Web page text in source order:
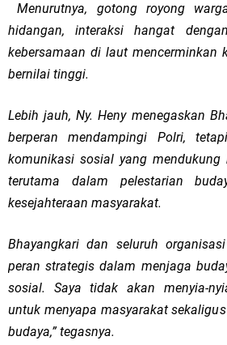
Menurutnya, gotong royong
hidangan, interaksi hangat
kebersamaan di laut mencerminkan
bernilai tinggi.
Lebih jauh, Ny. Heny menegaskan
berperan mendampingi Polri,
komunikasi sosial yang mendukung
terutama dalam pelestarian
kesejahteraan masyarakat.
Bhayangkari dan seluruh
peran strategis dalam menjaga
sosial. Saya tidak akan menyia-
untuk menyapa masyarakat
budaya,” tegasnya.